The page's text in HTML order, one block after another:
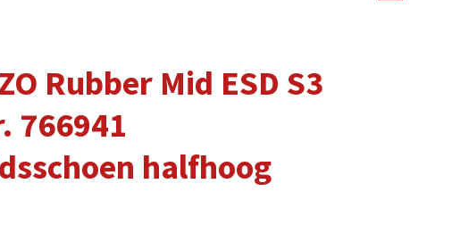
Rubber Mid ESD S3
766941
halfhoog